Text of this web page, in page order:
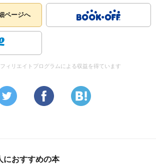
ページへ
ィリエイトプログラムによる収益を得ています
におすすめの本